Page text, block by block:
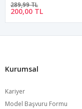
200,00 TL
289,99 TL
Kurumsal
Kariyer
Model Başvuru Formu